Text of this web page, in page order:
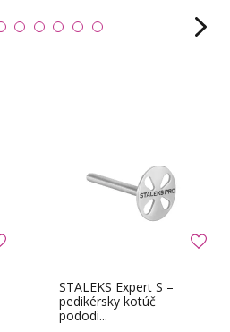
STALEKS Expert S –
pedikérsky kotúč
pododi...